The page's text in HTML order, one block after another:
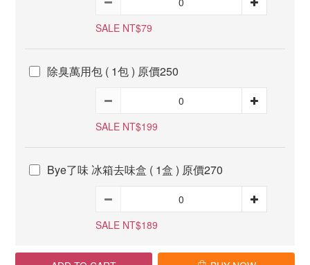
SALE NT$79
除臭萬用包 ( 1包 ) 原價250
SALE NT$199
Bye了味 冰箱去味盒 ( 1盒 ) 原價270
SALE NT$189